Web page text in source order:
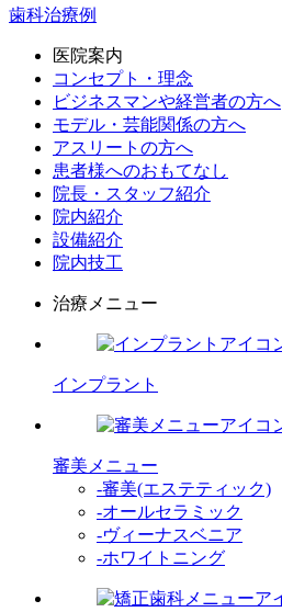
歯科治療例
医院案内
コンセプト・理念
ビジネスマンや経営者の方へ
モデル・芸能関係の方へ
アスリートの方へ
患者様へのおもてなし
院長・スタッフ紹介
院内紹介
設備紹介
院内技工
治療メニュー
インプラント
審美メニュー
-審美(エステティック)
-オールセラミック
-ヴィーナスベニア
-ホワイトニング